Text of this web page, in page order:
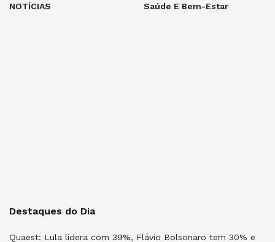
NOTÍCIAS
Saúde E Bem-Estar
Destaques do Dia
Quaest: Lula lidera com 39%, Flávio Bolsonaro tem 30% e